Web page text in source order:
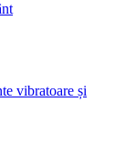
vibratoare și